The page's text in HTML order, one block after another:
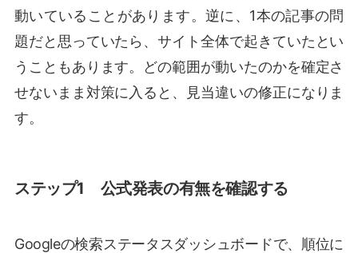
動いていることがあります。逆に、1本の記事の問
題だと思っていたら、サイト全体で起きていたとい
うこともあります。どの範囲が動いたのかを確定さ
せないまま対策に入ると、見当違いの修正になりま
す。
ステップ1 公式発表の有無を確認する
Googleの検索ステータスダッシュボードで、順位に